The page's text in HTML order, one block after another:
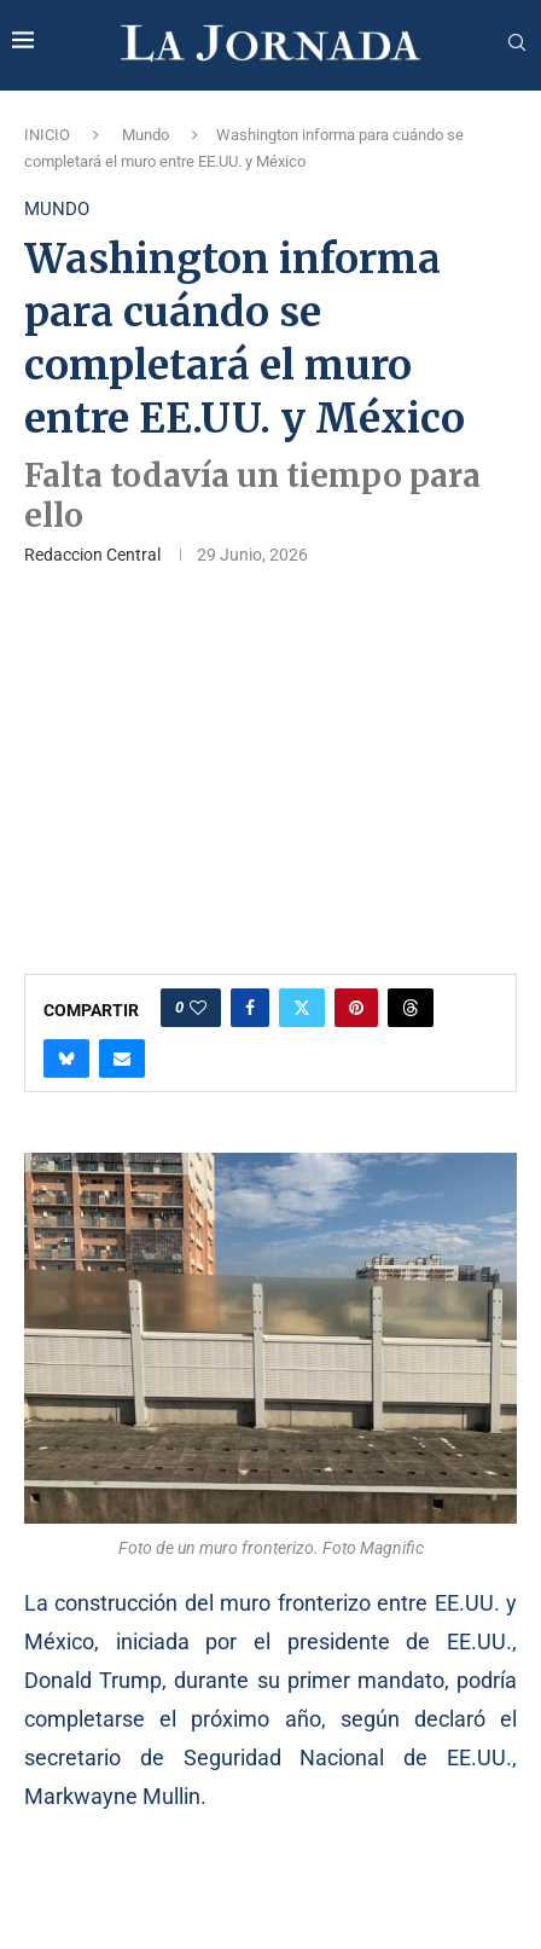
INICIO Mundo
Washington informa para cuándo se
completará el muro entre EE.UU. y México
MUNDO
Washington informa
para cuándo se
completará el muro
entre EE.UU. y México
Falta todavía un tiempo para
ello
Redaccion Central 29 Junio, 2026
COMPARTIR 0
Foto de un muro fronterizo. Foto Magnific
La construcción del muro fronterizo entre EE.UU. y
México, iniciada por el presidente de EE.UU.,
Donald Trump, durante su primer mandato, podría
completarse el próximo año, según declaró el
secretario de Seguridad Nacional de EE.UU.,
Markwayne Mullin.